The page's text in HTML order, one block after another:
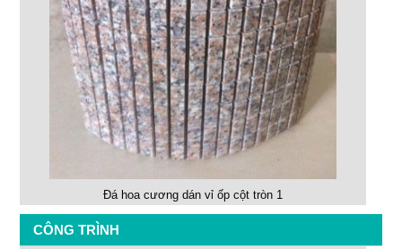
Đá hoa cương dán vỉ ốp cột tròn 1
CÔNG TRÌNH